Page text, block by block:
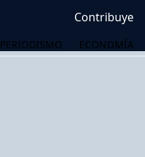
Contribuye
PERIODISMO ECONOMÍA